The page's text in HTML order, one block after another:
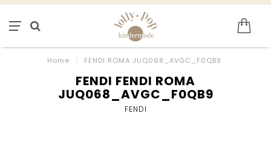
Home / FENDI ROMA JUQ068_AVGC_F0QB9
FENDI FENDI ROMA
JUQ068_AVGC_F0QB9
FENDI